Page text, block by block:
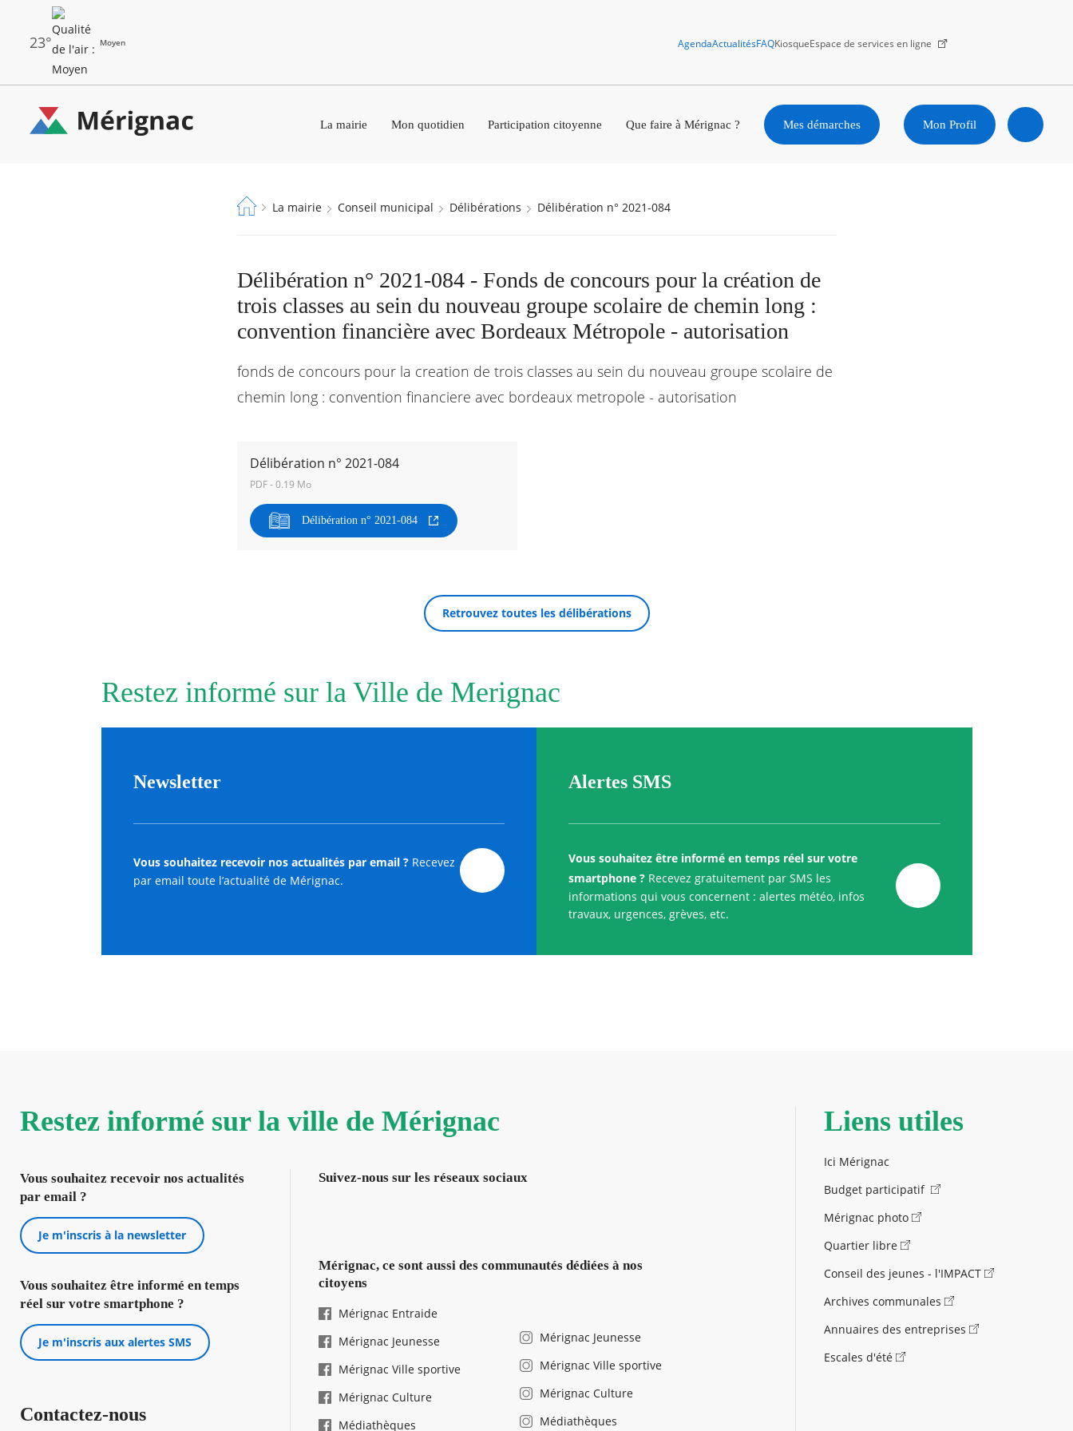
principal
23° Moyen
dernières
alertes
AgendaActualitésFAQKiosqueEspace de services en ligne
La mairie Mon quotidien Participation citoyenne Que faire à Mérignac ? Mes démarches Mon Profil
Fil
La mairie Conseil municipal Délibérations Délibération n° 2021-084
Délibération n° 2021-084 - Fonds de concours pour la création de
trois classes au sein du nouveau groupe scolaire de chemin long :
convention financière avec Bordeaux Métropole - autorisation
fonds de concours pour la creation de trois classes au sein du nouveau groupe scolaire de
chemin long : convention financiere avec bordeaux metropole - autorisation
Délibération n° 2021-084
PDF - 0.19 Mo
Délibération n° 2021-084
Retrouvez toutes les délibérations
Restez informé sur la Ville de Merignac
Newsletter
Vous souhaitez recevoir nos actualités par email ?Recevez
par email toute l’actualité de Mérignac.
Alertes SMS
Vous souhaitez être informé en temps réel sur votre
smartphone ? Recevez gratuitement par SMS les
informations qui vous concernent : alertes météo, infos
travaux, urgences, grèves, etc.
Restez informé sur la ville de Mérignac
Vous souhaitez recevoir nos actualités
par email ?
Je m'inscris à la newsletter
Vous souhaitez être informé en temps
réel sur votre smartphone ?
Je m'inscris aux alertes SMS
Contactez-nous
Suivez-nous sur les réseaux sociaux
Mérignac, ce sont aussi des communautés dédiées à nos
citoyens
Mérignac Entraide
Mérignac Jeunesse
Mérignac Ville sportive
Mérignac Culture
Médiathèques
Mérignac Jeunesse
Mérignac Ville sportive
Mérignac Culture
Médiathèques
Liens utiles
Ici Mérignac
Budget participatif
Mérignac photo
Quartier libre
Conseil des jeunes - l'IMPACT
Archives communales
Annuaires des entreprises
Escales d'été